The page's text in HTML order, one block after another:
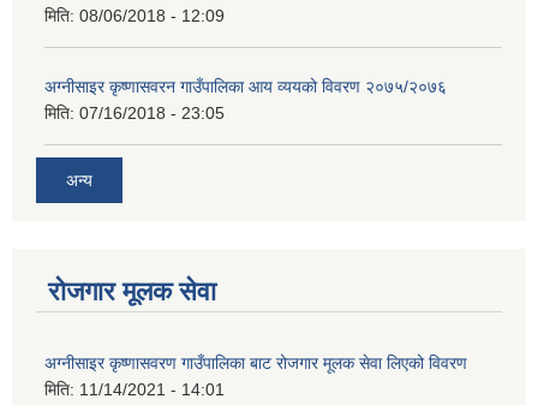
मिति: 08/06/2018 - 12:09
अग्नीसाइर कृष्णासवरन गाउँपालिका आय व्ययको विवरण २०७५/२०७६
मिति: 07/16/2018 - 23:05
अन्य
रोजगार मूलक सेवा
अग्नीसाइर कृष्णासवरण गाउँपालिका बाट रोजगार मूलक सेवा लिएको विवरण
मिति: 11/14/2021 - 14:01